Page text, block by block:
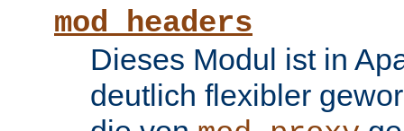
mod_headers
Dieses Modul ist in
deutlich flexibler